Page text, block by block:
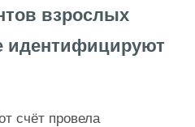
взрослых
идентифицируют
счёт провела